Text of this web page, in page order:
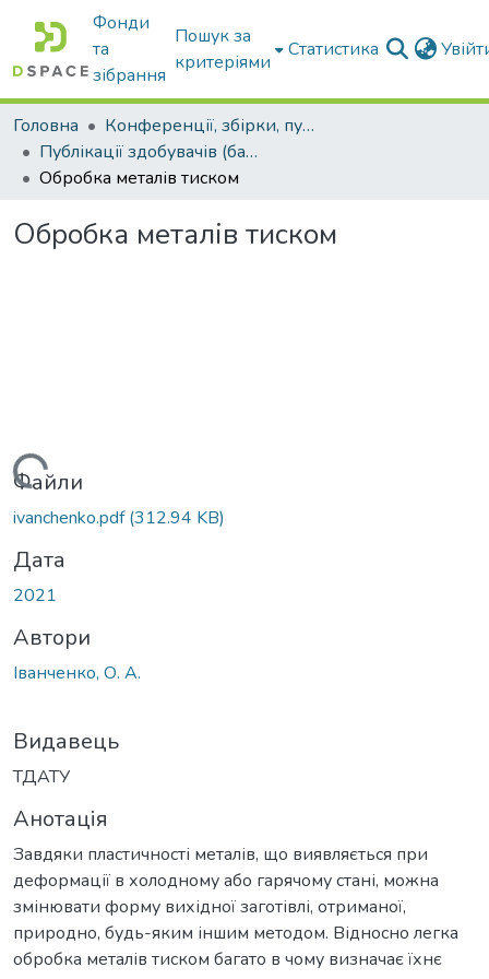
Фонди
та
зібрання
Пошук за
критеріями
Статистика
Головна
Конференції, збірки, публікації молодих вчених і здобувачів : магістрів, бакалаврів, аспірантів.
Публікації здобувачів (бакалаврів. магістрів, аспірантів)
Обробка металів тиском
Обробка металів тиском
Вантажиться...
Файли
ivanchenko.pdf(312.94 KB)
Дата
2021
Автори
Іванченко, О. А.
Видавець
ТДАТУ
Анотація
Завдяки пластичності металів, що виявляється при
деформації в холодному або гарячому стані, можна
змінювати форму вихідної заготівлі, отриманої,
природно, будь-яким іншим методом. Відносно легка
обробка металів тиском багато в чому визначає їхнє